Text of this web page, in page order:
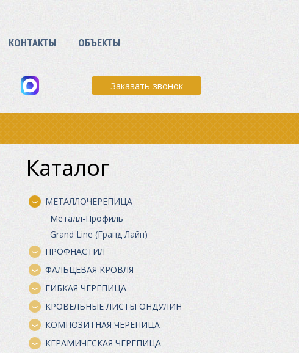
КОНТАКТЫ ОБЪЕКТЫ
Заказать звонок
Каталог
МЕТАЛЛОЧЕРЕПИЦА
Металл-Профиль
Grand Line (Гранд Лайн)
ПРОФНАСТИЛ
ФАЛЬЦЕВАЯ КРОВЛЯ
ГИБКАЯ ЧЕРЕПИЦА
КРОВЕЛЬНЫЕ ЛИСТЫ ОНДУЛИН
КОМПОЗИТНАЯ ЧЕРЕПИЦА
КЕРАМИЧЕСКАЯ ЧЕРЕПИЦА